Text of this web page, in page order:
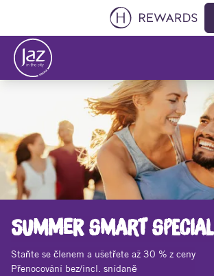
SUMMER SMART SPECIAL
Staňte se členem a ušetřete až 30 % z ceny
Přenocování bez/incl. snídaně